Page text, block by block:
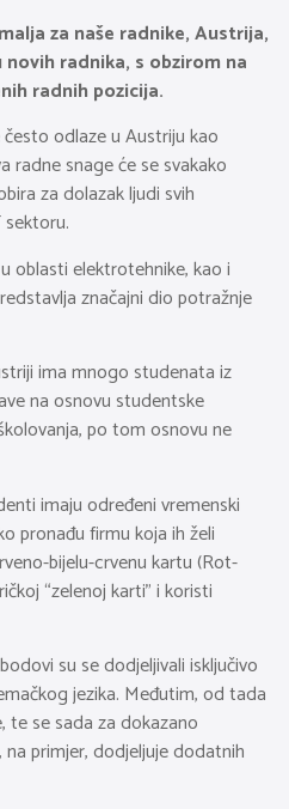
za naše radnike, Austrija,
radnika, s obzirom na
radnih pozicija.
odlaze u Austriju kao
radne snage će se svakako
za dolazak ljudi svih
oblasti elektrotehnike, kao i
značajni dio potražnje
ima mnogo studenata iz
na osnovu studentske
po tom osnovu ne
imaju određeni vremenski
pronađu firmu koja ih želi
bijelu-crvenu kartu (Rot-
“zelenoj karti” i koristi
su se dodjeljivali isključivo
jezika. Međutim, od tada
te se sada za dokazano
primjer, dodjeljuje dodatnih